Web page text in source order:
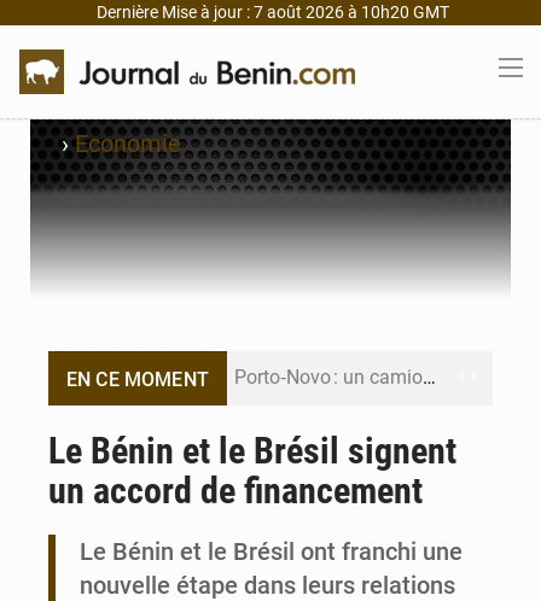
Dernière Mise à jour : 7 août 2026 à 10h20 GMT
›Economie
EN CE MOMENT Porto‑Novo : un camion de produits pétroliers embrase Avakpa
Bénin : Djogbénou inspecte le chantier du siège de l’Assemblée
Bénin : Le CEG La Verdure de Ouèdo fait sa mue pour la rentrée
Le Bénin et le Brésil signent
un accord de financement
Le Bénin et le Brésil ont franchi une
nouvelle étape dans leurs relations